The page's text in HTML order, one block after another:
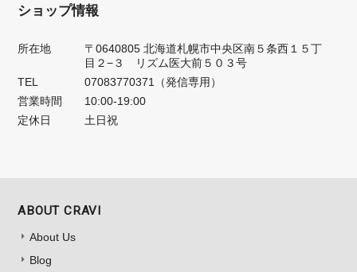
ショップ情報
所在地
〒0640805 北海道札幌市中央区南５条西１５丁
目２−３ リズム医大前５０３号
TEL
07083770371（発信専用）
営業時間
10:00-19:00
定休日
土日祝
ABOUT CRAVI
About Us
Blog